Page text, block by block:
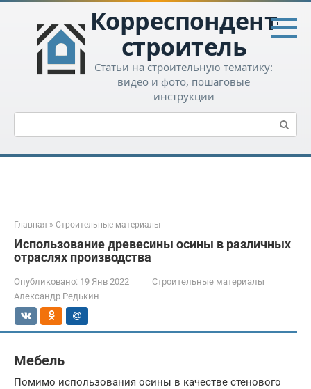
Перейти
контенту
Корреспондент-
строитель
Статьи на строительную тематику:
видео и фото, пошаговые
инструкции
Поиск:
Главная » Строительные материалы
Использование древесины осины в различных
отраслях производства
Опубликовано: 19 Янв 2022
Строительные материалы
Александр Редькин
Мебель
Помимо использования осины в качестве стенового